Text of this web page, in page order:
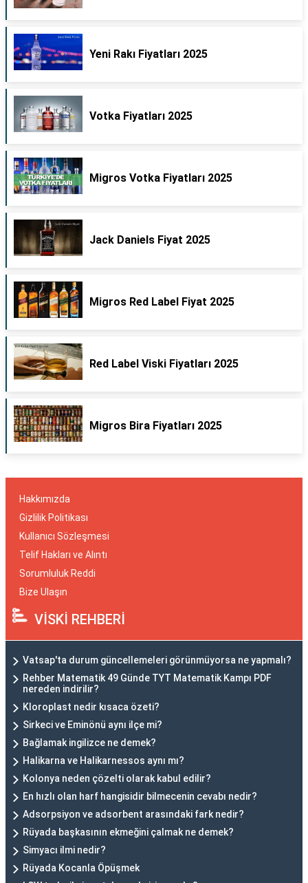
Yeni Rakı Fiyatları 2025
Votka Fiyatları 2025
Migros Votka Fiyatları 2025
Jack Daniels Fiyat 2025
Migros Red Label Fiyat 2025
Red Label Viski Fiyatları 2025
Migros Bira Fiyatları 2025
Hakkımızda
Gizlilik Politikası
Kullanıcı Sözleşmesi
Telif Hakları ve Alıntı
Sorumluluk Reddi
Bize Ulaşın
VİSKİ REHBERİ
Vatsap'ta durum güncellemeleri görünmüyorsa ne yapmalı?
Rehber Matematik 49 Günde TYT Matematik Kampı PDF
nereden indirilir?
Kloroplast nedir kısaca özeti?
Sirkeci ve Eminönü aynı ilçe mi?
Bağlamak ingilizce ne demek?
Halikarna ve Halikarnessos aynı mı?
Kolonya neden çözelti olarak kabul edilir?
En hızlı olan harf hangisidir bilmecenin cevabı nedir?
Adsorpsiyon ve adsorbent arasındaki fark nedir?
Rüyada başkasının ekmeğini çalmak ne demek?
Simyacı ilmi nedir?
Rüyada Kocanla Öpüşmek